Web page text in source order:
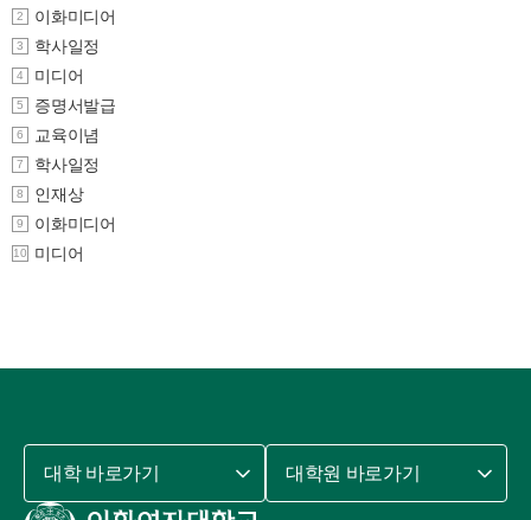
2 이화미디어
3 학사일정
4 미디어
5 증명서발급
6 교육이념
7 학사일정
8 인재상
9 이화미디어
10 미디어
대학 바로가기 대학원 바로가기